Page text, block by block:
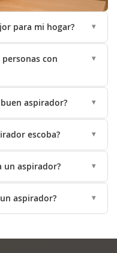
para mi hogar?
con
aspirador?
escoba?
un aspirador?
aspirador?